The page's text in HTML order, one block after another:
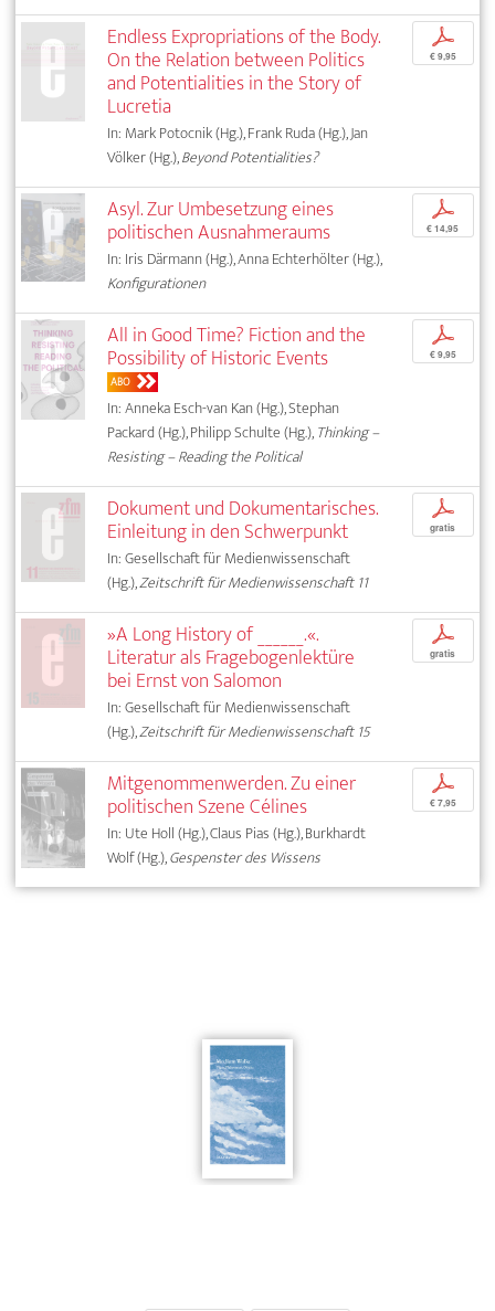
Endless Expropriations of the Body.
On the Relation between Politics
and Potentialities in the Story of
Lucretia
In: Mark Potocnik (Hg.), Frank Ruda (Hg.), Jan
Völker (Hg.),Beyond Potentialities?
p
€ 9,95
Asyl. Zur Umbesetzung eines
politischen Ausnahmeraums
In: Iris Därmann (Hg.), Anna Echterhölter (Hg.),
Konfigurationen
p
€ 14,95
All in Good Time? Fiction and the
Possibility of Historic Events
ABO
In: Anneka Esch-van Kan (Hg.), Stephan
Packard (Hg.), Philipp Schulte (Hg.),Thinking –
Resisting – Reading the Political
p
€ 9,95
Dokument und Dokumentarisches.
Einleitung in den Schwerpunkt
In: Gesellschaft für Medienwissenschaft
(Hg.),Zeitschrift für Medienwissenschaft 11
p
gratis
»A Long History of ______.«.
Literatur als Fragebogenlektüre
bei Ernst von Salomon
In: Gesellschaft für Medienwissenschaft
(Hg.),Zeitschrift für Medienwissenschaft 15
p
gratis
Mitgenommenwerden. Zu einer
politischen Szene Célines
In: Ute Holl (Hg.), Claus Pias (Hg.), Burkhardt
Wolf (Hg.),Gespenster des Wissens
p
€ 7,95